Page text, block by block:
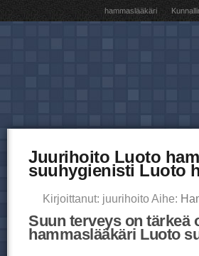
hammaslääkäri
Juurihoito Luoto
suuhygienisti Luoto
Kirjoittanut: juurihoito Aihe:
Suun terveys on tärkeä
hammaslääkäri Luoto